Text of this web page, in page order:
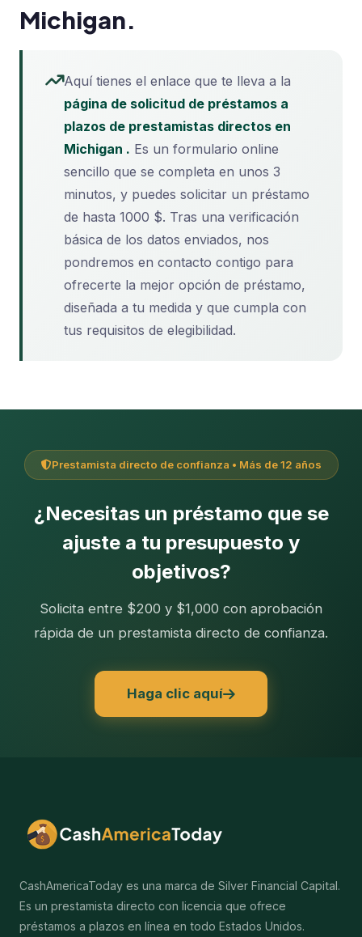
Michigan.
Aquí tienes el enlace que te lleva a la
página de solicitud de préstamos a
plazos de prestamistas directos en
Michigan . Es un formulario online
sencillo que se completa en unos 3
minutos, y puedes solicitar un préstamo
de hasta 1000 $. Tras una verificación
básica de los datos enviados, nos
pondremos en contacto contigo para
ofrecerte la mejor opción de préstamo,
diseñada a tu medida y que cumpla con
tus requisitos de elegibilidad.
Prestamista directo de confianza • Más de 12 años
¿Necesitas un préstamo que se
ajuste a tu presupuesto y
objetivos?
Solicita entre $200 y $1,000 con aprobación
rápida de un prestamista directo de confianza.
Haga clic aquí
CashAmericaToday es una marca de Silver Financial Capital.
Es un prestamista directo con licencia que ofrece
préstamos a plazos en línea en todo Estados Unidos.